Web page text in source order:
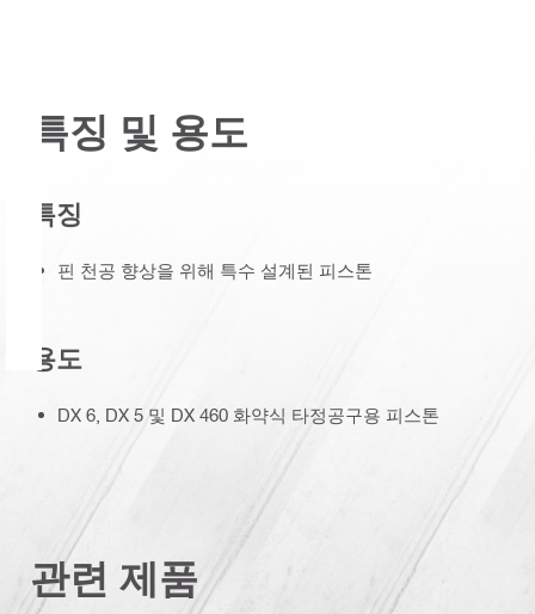
특징 및 용도
특징
핀 천공 향상을 위해 특수 설계된 피스톤
용도
DX 6, DX 5 및 DX 460 화약식 타정공구용 피스톤
관련 제품